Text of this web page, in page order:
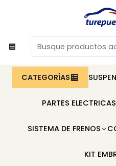
CATEGORÍAS
PARTES ELECTRICAS
SISTEMA DE FRENOS
KIT